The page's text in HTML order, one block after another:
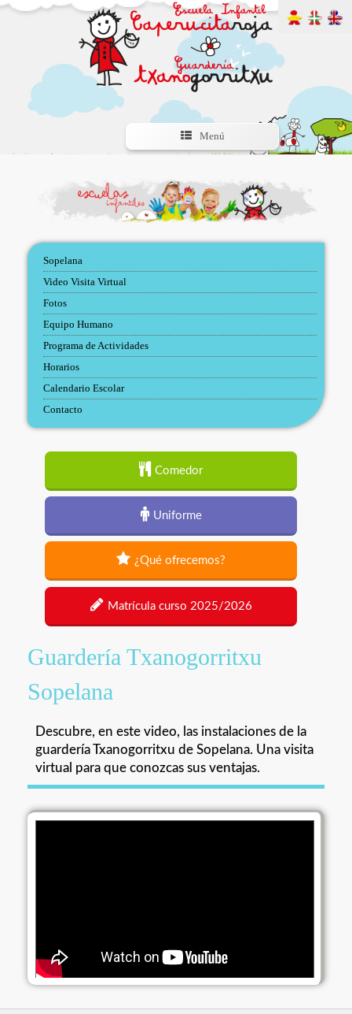
Menú
Sopelana
Video Visita Virtual
Fotos
Equipo Humano
Programa de Actividades
Horarios
Calendario Escolar
Contacto
Comedor
Uniforme
¿Qué ofrecemos?
Matrícula curso 2025/2026
Guardería Txanogorritxu
Sopelana
Descubre, en este video, las instalaciones de la
guardería Txanogorritxu de Sopelana. Una visita
virtual para que conozcas sus ventajas.